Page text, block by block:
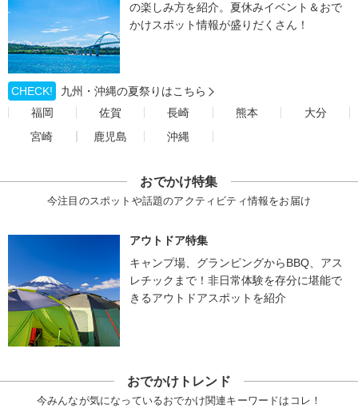
の楽しみ方を紹介。夏休みイベント＆おで
かけスポット情報が盛りだくさん！
CHECK!
九州・沖縄の夏祭りはこちら
福岡
佐賀 長崎 熊本
大分
宮崎
鹿児島 沖縄
おでかけ特集
今注目のスポットや話題のアクティビティ情報をお届け
アウトドア特集
キャンプ場、グランピングからBBQ、アス
レチックまで！非日常体験を存分に堪能で
きるアウトドアスポットを紹介
おでかけトレンド
今みんなが気になっているおでかけ関連キーワードはコレ！